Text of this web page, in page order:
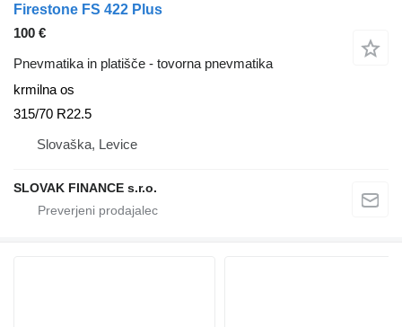
Firestone FS 422 Plus
100 €
Pnevmatika in platišče - tovorna pnevmatika
krmilna os
315/70 R22.5
Slovaška, Levice
SLOVAK FINANCE s.r.o.